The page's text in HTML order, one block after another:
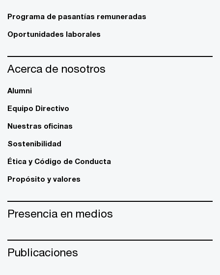
Programa de pasantías remuneradas
Oportunidades laborales
Acerca de nosotros
Alumni
Equipo Directivo
Nuestras oficinas
Sostenibilidad
Ética y Código de Conducta
Propósito y valores
Presencia en medios
Publicaciones